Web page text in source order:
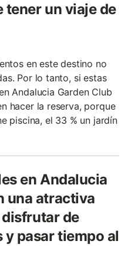
tener un viaje de
en este destino no
Por lo tanto, si estas
Andalucia Garden Club
hacer la reserva, porque
piscina, el 33 % un jardín
en Andalucia
una atractiva
de
pasar tiempo al